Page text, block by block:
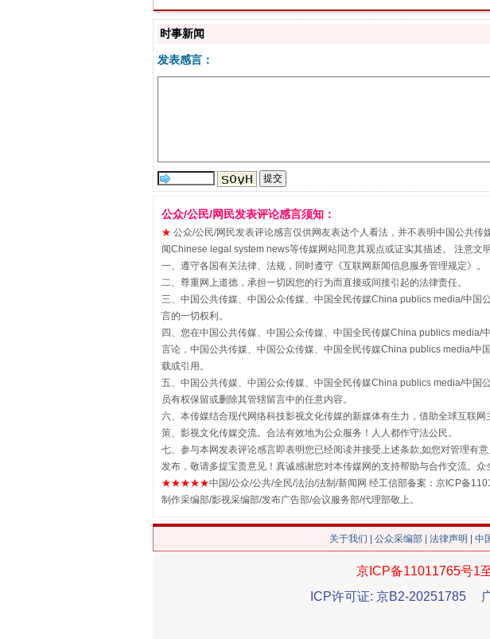
解纷+调解+退费，一次搞定
时事新闻
发表感言：
公众/公民/网民发表评论感言须知：
★ 公众/公民/网民发表评论感言仅供网友表达个人看法，并不表明中国公共
闻Chinese legal system news等传媒网站同意其观点或证实其描述。 注意文
一、遵守各国有关法律、法规，同时遵守《互联网新闻信息服务管理规定》。
二、尊重网上道德，承担一切因您的行为而直接或间接引起的法律责任。
三、中国公共传媒、中国公众传媒、中国全民传媒China publics media/中
言的一切权利。
四、您在中国公共传媒、中国公众传媒、中国全民传媒China publics
言论，中国公共传媒、中国公众传媒、中国全民传媒China publics media/
载或引用。
五、中国公共传媒、中国公众传媒、中国全民传媒China publics media/中
员有权保留或删除其管辖留言中的任意内容。
六、本传媒结合现代网络科技影视文化传媒的新媒体有生力，借助全球互联
策、影视文化传媒交流。合法有效地为公众服务！人人都作守法公民。
七、参与本网发表评论感言即表明您已经阅读并接受上述条款,如您对管理有
发布，敬请多提宝贵意见！真诚感谢您对本传媒网的支持帮助与合作交流。
★★★★★中国/公众/公共/全民/法治/法制/新闻网 经工信部备案：京ICP备
制作采编部/影视采编部/发布广告部/会议服务部/代理部敬上。
关于我们 公众采编部 法律声明 | 中
京ICP备11011765号1
ICP许可证: 京B2-20251785